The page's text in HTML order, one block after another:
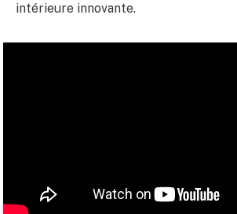
intérieure innovante.